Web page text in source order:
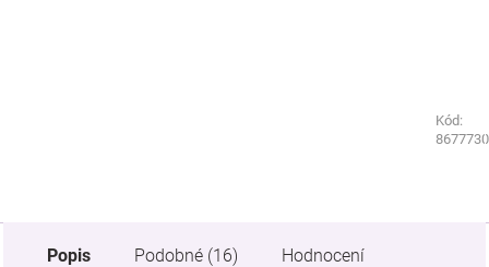
Kód:
Kód:
Popis Podobné (16) Hodnocení